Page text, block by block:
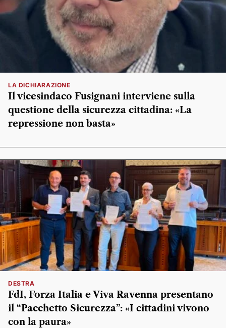
LA DICHIARAZIONE
Il vicesindaco Fusignani interviene sulla
questione della sicurezza cittadina: «La
repressione non basta»
DESTRA
FdI, Forza Italia e Viva Ravenna presentano
il “Pacchetto Sicurezza”: «I cittadini vivono
con la paura»